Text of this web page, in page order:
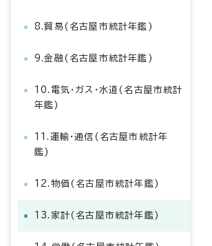
8.貿易(名古屋市統計年鑑)
9.金融(名古屋市統計年鑑)
10.電気・ガス・水道(名古屋市統計
年鑑)
11.運輸・通信(名古屋市統計年
鑑)
12.物価(名古屋市統計年鑑)
13.家計(名古屋市統計年鑑)